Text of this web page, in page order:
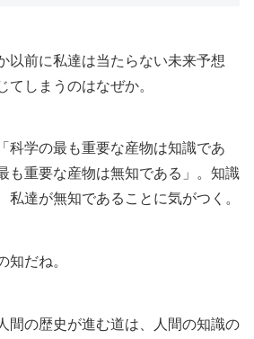
以前に私達は当たらない未来予想
てしまうのはなぜか。
科学の最も重要な産物は知識であ
も重要な産物は無知である」。知識
私達が無知であることに気がつく。
だね。
間の歴史が進む道は、人間の知識の